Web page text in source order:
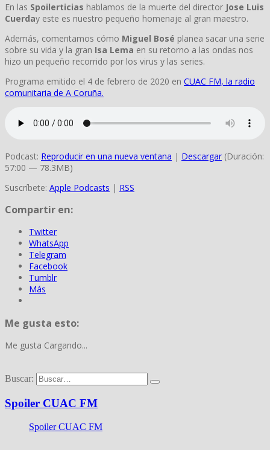
En las Spoilerticias hablamos de la muerte del director Jose Luis
Cuerday este es nuestro pequeño homenaje al gran maestro.
Además, comentamos cómo Miguel Bosé planea sacar una serie
sobre su vida y la gran Isa Lema en su retorno a las ondas nos
hizo un pequeño recorrido por los virus y las series.
Programa emitido el 4 de febrero de 2020 en CUAC FM, la radio
comunitaria de A Coruña.
Podcast: Reproducir en una nueva ventana | Descargar (Duración:
57:00 — 78.3MB)
Suscríbete: Apple Podcasts | RSS
Compartir en:
Twitter
WhatsApp
Telegram
Facebook
Tumblr
Más
Me gusta esto:
Me gusta Cargando...
Buscar:
Spoiler CUAC FM
Spoiler CUAC FM